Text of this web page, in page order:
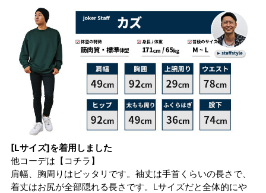
[Lサイズ]を着用しました
他コーデは 【コチラ】
肩幅、胸周りはピッタリです。袖丈は手首くらいの長さで、
着丈はお尻が全部隠れる長さです。Lサイズだと全体的にや